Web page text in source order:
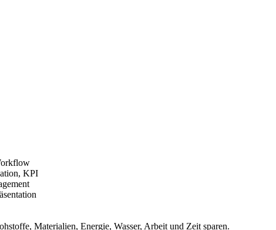
KPI
Materialien, Energie, Wasser, Arbeit und Zeit sparen.